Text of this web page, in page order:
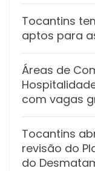
Tocantins
aptos para
Áreas de
com vagas
Tocantins
revisão do
do